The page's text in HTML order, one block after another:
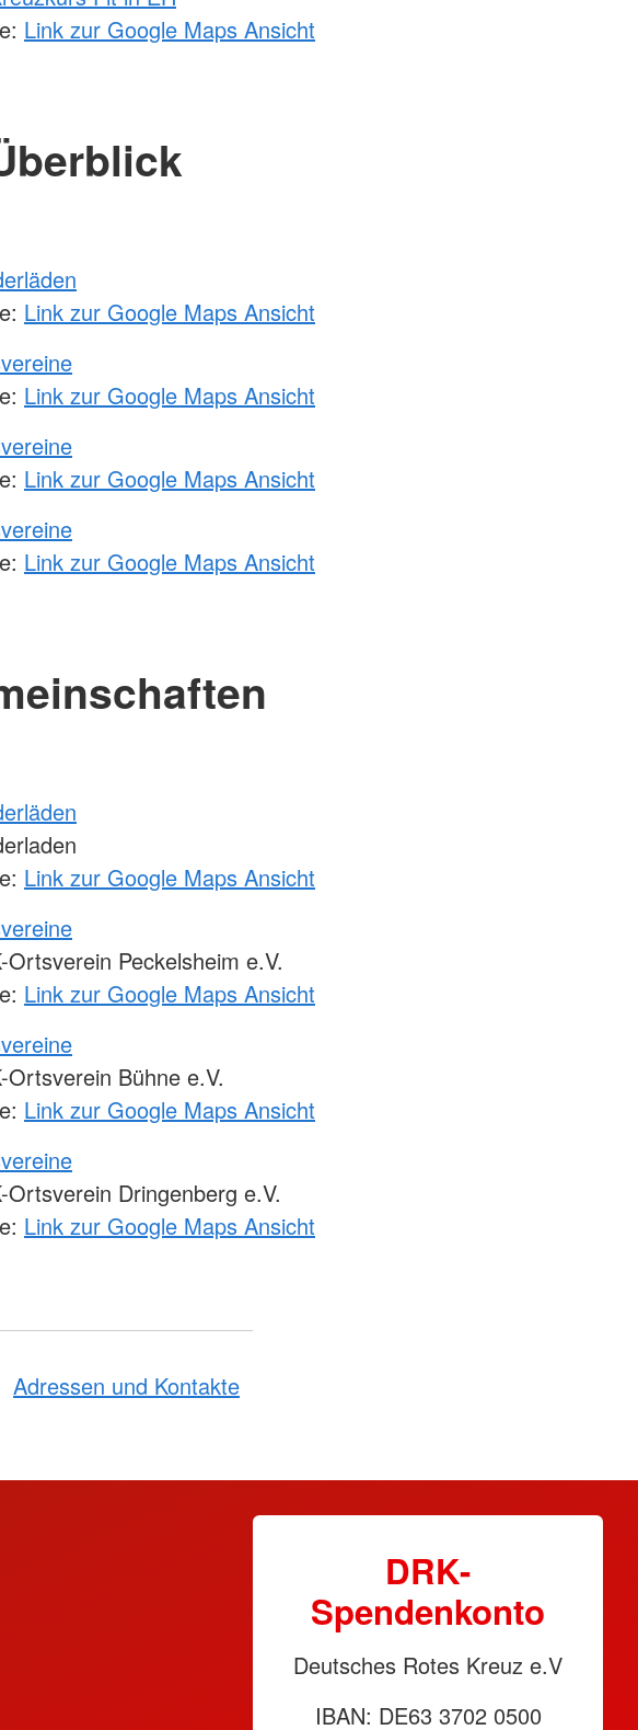
Link zur Google Maps Ansicht
Link zur Google Maps Ansicht
Link zur Google Maps Ansicht
Link zur Google Maps Ansicht
Link zur Google Maps Ansicht
Link zur Google Maps Ansicht
Ortsverein Peckelsheim e.V.
Link zur Google Maps Ansicht
Ortsverein Bühne e.V.
Link zur Google Maps Ansicht
Ortsverein Dringenberg e.V.
Link zur Google Maps Ansicht
Adressen und Kontakte
DRK-
Spendenkonto
Deutsches Rotes Kreuz e.V
IBAN: DE63 3702 0500